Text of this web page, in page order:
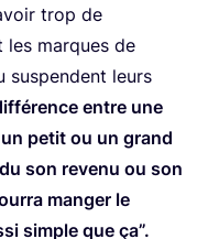
trop de
les marques de
sus­pendent leurs
entre une
petit ou un grand
son reve­nu ou son
man­ger le
simple que ça”.